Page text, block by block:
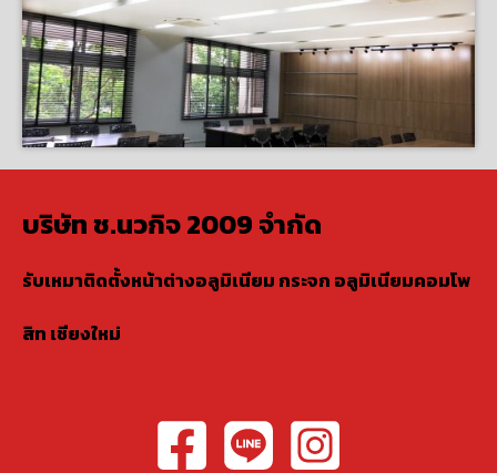
บริษัท ช.นวกิจ 2009 จำกัด
รับเหมาติดตั้งหน้าต่างอลูมิเนียม กระจก อลูมิเนียมคอมโพ
สิท เชียงใหม่